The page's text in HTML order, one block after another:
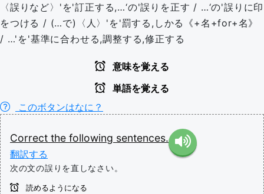
〈誤りなど〉'を'訂正する,…‘の'誤りを正す / …‘の'誤りに印
をつける / (…で)〈人〉'を'罰する,しかる《+名+for+名》
/ …'を'基準に合わせる,調整する,修正する
意味を覚える
単語を覚える
このボタンはなに？
Correct the following sentences.
翻訳する
次の文の誤りを直しなさい。
読めるようになる